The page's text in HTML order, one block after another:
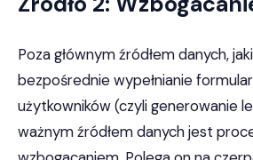
Poza głównym źródłem danych,
bezpośrednie wypełnianie
użytkowników (czyli generowanie
ważnym źródłem danych jest